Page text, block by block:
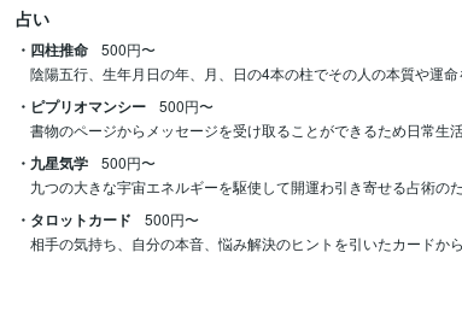
占い
・四柱推命
500円〜
・ピプリオマンシー
500円〜
書物のページからメッセージを受け取ることができるため日常生
・九星気学
500円〜
九つの大きな宇宙エネルギーを駆使して開運わ引き寄せる占術の
・タロットカード
500円〜
相手の気持ち、自分の本音、悩み解決のヒントを引いたカードか